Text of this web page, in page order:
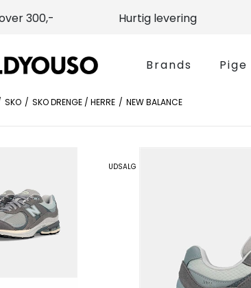
300,- Hurtig levering
Brands Pige
SKO SKO DRENGE / HERRE NEW BALANCE
UDSALG